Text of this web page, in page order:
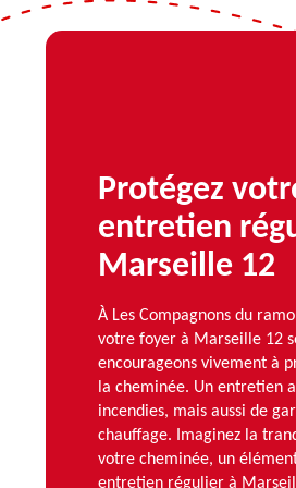
Protégez
entretien
Marseille 12
À Les Compagnons du
votre foyer à Marseille 12
encourageons vivement à
la cheminée. Un entretien
incendies, mais aussi de
chauffage. Imaginez la
votre cheminée, un
entretien régulier à